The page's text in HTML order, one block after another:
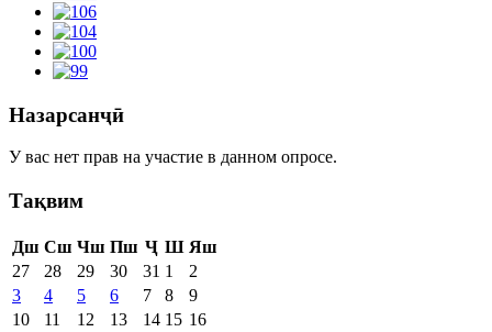
Назарсанҷӣ
У вас нет прав на участие в данном опросе.
Тақвим
Дш Сш Чш Пш Ҷ Ш Яш
27
28 29 30 31 1
2
3
4 5 6 7 8
9
10
11 12 13 14 15 16